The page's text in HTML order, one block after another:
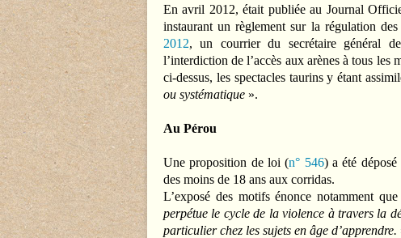
En avril 2012, était publiée au Journal
instaurant un règlement sur la régulation
2012, un courrier du secrétaire général
l’interdiction de l’accès aux arènes à tous les
ci-dessus, les spectacles taurins y étant
ou systématique ».
Au Pérou
Une proposition de loi (n° 546) a été
des moins de 18 ans aux corridas.
L’exposé des motifs énonce notamment
perpétue le cycle de la violence à travers la
particulier chez les sujets en âge d’apprendre.